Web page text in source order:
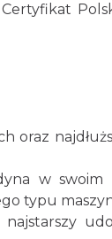
w swoim
typu
najstarszy